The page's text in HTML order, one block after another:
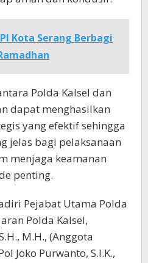
Kota Serang Berbagi
Polda Kalsel dan
dapat menghasilkan
yang efektif sehingga
jelas bagi pelaksanaan
menjaga keamanan
penting.
Pejabat Utama Polda
Polda Kalsel,
M.H., (Anggota
Joko Purwanto, S.I.K.,